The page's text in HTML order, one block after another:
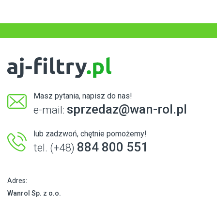
Masz pytania, napisz do nas!
e-mail: sprzedaz@wan-rol.pl
lub zadzwoń, chętnie pomożemy!
tel. (+48) 884 800 551
Adres:
Wanrol Sp. z o.o.